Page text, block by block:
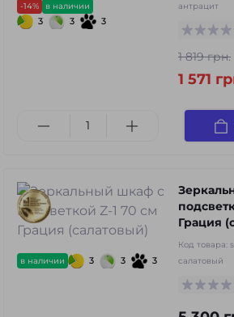
-14% в наличии
3 3 3
антрацит
1 819 грн.
1 571
в наличии 3 3 3
Грация
Код товара:
салатовый